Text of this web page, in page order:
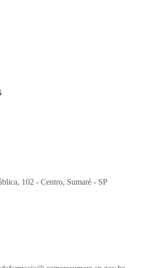
102 - Centro, Sumaré - SP